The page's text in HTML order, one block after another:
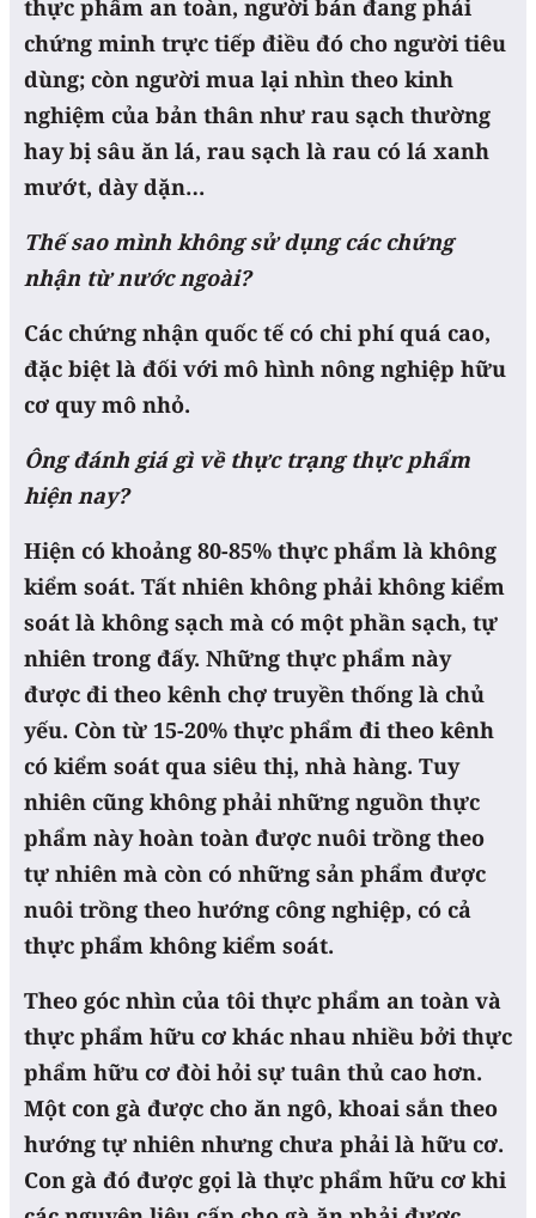
thực phẩm an toàn, người bán đang phải
chứng minh trực tiếp điều đó cho người tiêu
dùng; còn người mua lại nhìn theo kinh
nghiệm của bản thân như rau sạch thường
hay bị sâu ăn lá, rau sạch là rau có lá xanh
mướt, dày dặn…
Thế sao mình không sử dụng các chứng
nhận từ nước ngoài?
Các chứng nhận quốc tế có chi phí quá cao,
đặc biệt là đối với mô hình nông nghiệp hữu
cơ quy mô nhỏ.
Ông đánh giá gì về thực trạng thực phẩm
hiện nay?
Hiện có khoảng 80-85% thực phẩm là không
kiểm soát. Tất nhiên không phải không kiểm
soát là không sạch mà có một phần sạch, tự
nhiên trong đấy. Những thực phẩm này
được đi theo kênh chợ truyền thống là chủ
yếu. Còn từ 15-20% thực phẩm đi theo kênh
có kiểm soát qua siêu thị, nhà hàng. Tuy
nhiên cũng không phải những nguồn thực
phẩm này hoàn toàn được nuôi trồng theo
tự nhiên mà còn có những sản phẩm được
nuôi trồng theo hướng công nghiệp, có cả
thực phẩm không kiểm soát.
Theo góc nhìn của tôi thực phẩm an toàn và
thực phẩm hữu cơ khác nhau nhiều bởi thực
phẩm hữu cơ đòi hỏi sự tuân thủ cao hơn.
Một con gà được cho ăn ngô, khoai sắn theo
hướng tự nhiên nhưng chưa phải là hữu cơ.
Con gà đó được gọi là thực phẩm hữu cơ khi